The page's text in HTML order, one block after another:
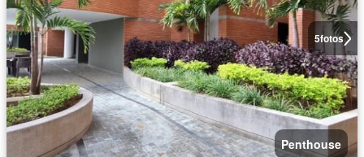
5fotos
Penthouse